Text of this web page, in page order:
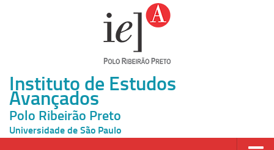
Instituto de Estudos
Avançados
Polo Ribeirão Preto
Universidade de São Paulo